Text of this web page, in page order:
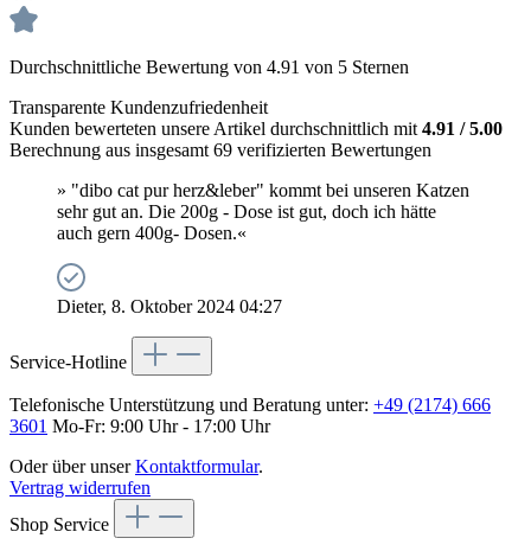
Durchschnittliche Bewertung von 4.91 von 5 Sternen
Transparente Kundenzufriedenheit
Kunden bewerteten unsere Artikel durchschnittlich mit 4.91 / 5.00
Berechnung aus insgesamt 69 verifizierten Bewertungen
» "dibo cat pur herz&leber" kommt bei unseren Katzen
sehr gut an. Die 200g - Dose ist gut, doch ich hätte
auch gern 400g- Dosen.«
Dieter, 8. Oktober 2024 04:27
Service-Hotline
Telefonische Unterstützung und Beratung unter: +49 (2174) 666
3601 Mo-Fr: 9:00 Uhr - 17:00 Uhr
Oder über unserKontaktformular.
Vertrag widerrufen
Shop Service